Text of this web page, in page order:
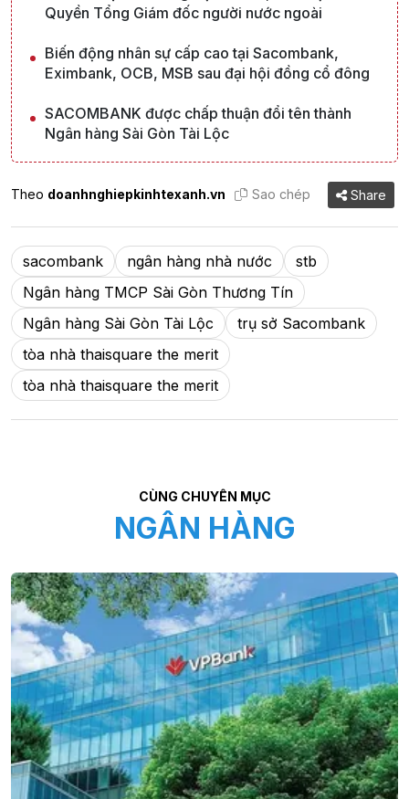
Quyền Tổng Giám đốc người nước ngoài
Biến động nhân sự cấp cao tại Sacombank,
Eximbank, OCB, MSB sau đại hội đồng cổ đông
SACOMBANK được chấp thuận đổi tên thành
Ngân hàng Sài Gòn Tài Lộc
Theo doanhnghiepkinhtexanh.vn Sao chép Share
sacombank ngân hàng nhà nước
stb
Ngân hàng TMCP Sài Gòn Thương Tín
Ngân hàng Sài Gòn Tài Lộc
trụ sở Sacombank
tòa nhà thaisquare the merit
tòa nhà thaisquare the merit
CÙNG CHUYÊN MỤC
NGÂN HÀNG